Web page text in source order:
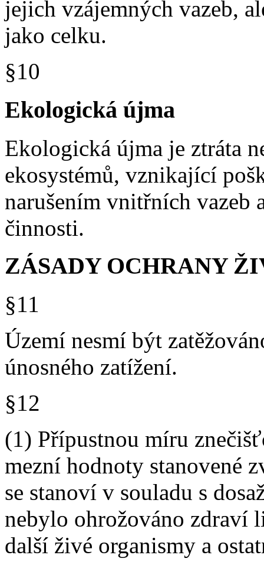
jejich vzájemných vazeb,
jako celku.
§10
Ekologická újma
Ekologická újma je ztráta
ekosystémů, vznikající
narušením vnitřních vazeb
činnosti.
ZÁSADY OCHRANY
§11
Území nesmí být
únosného zatížení.
§12
(1) Přípustnou míru
mezní hodnoty stanovené
se stanoví v souladu s
nebylo ohrožováno zdraví
další živé organismy a